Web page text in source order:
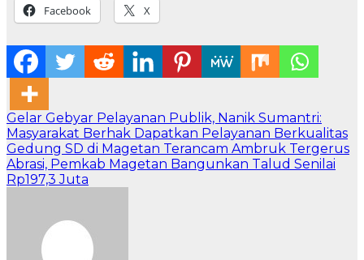
Facebook X
Navigasi
pos
Gelar Gebyar Pelayanan Publik, Nanik Sumantri:
Masyarakat Berhak Dapatkan Pelayanan Berkualitas
Gedung SD di Magetan Terancam Ambruk Tergerus
Abrasi, Pemkab Magetan Bangunkan Talud Senilai
Rp197,3 Juta